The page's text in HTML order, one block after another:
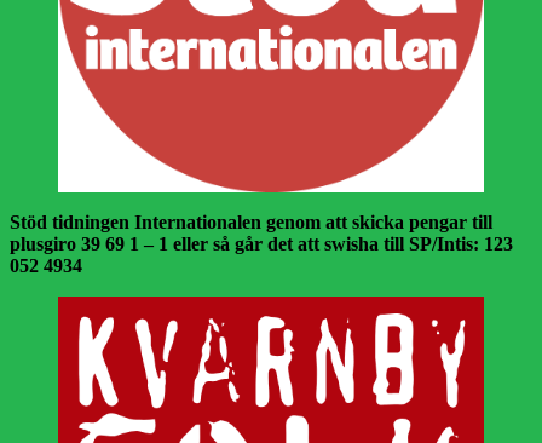
Stöd tidningen Internationalen genom att skicka pengar till
plusgiro 39 69 1 – 1 eller så går det att swisha till SP/Intis: 123
052 4934